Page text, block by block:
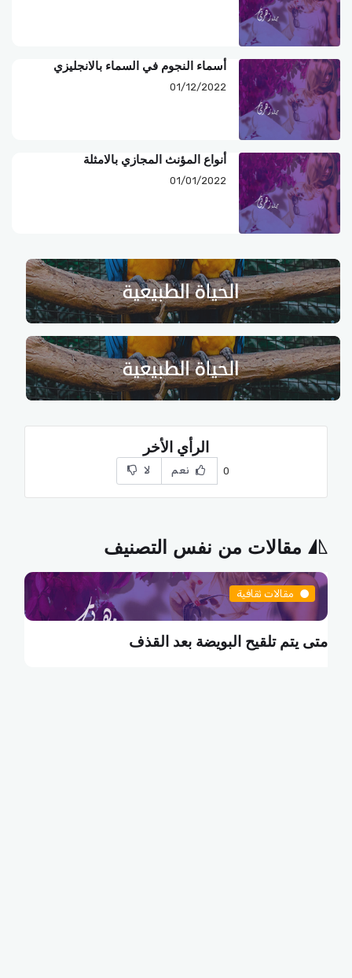
أسماء النجوم في السماء بالانجليزي
01/12/2022
أنواع المؤنث المجازي بالامثلة
01/01/2022
الرأي الأخر
0 نعم لا
مقالات من نفس التصنيف
مقالات ثقافية
ما هي البطالة التكنولوجية